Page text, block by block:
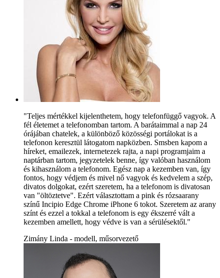
"Teljes mértékkel kijelenthetem, hogy telefonfüggő vagyok. A
fél életemet a telefonomban tartom. A barátaimmal a nap 24
órájában chatelek, a különböző közösségi portálokat is a
telefonon keresztül látogatom napközben. Smsben kapom a
híreket, emailezek, internetezek rajta, a napi programjaim a
naptárban tartom, jegyzetelek benne, így valóban használom
és kihasználom a telefonom. Egész nap a kezemben van, így
fontos, hogy védjem és mivel nő vagyok és kedvelem a szép,
divatos dolgokat, ezért szeretem, ha a telefonom is divatosan
van "öltöztetve". Ezért választottam a pink és rózsaarany
színű Incipio Edge Chrome iPhone 6 tokot. Szeretem az arany
színt és ezzel a tokkal a telefonom is egy ékszerré vált a
kezemben amellett, hogy védve is van a sérülésektől."
Zimány Linda - modell, műsorvezető